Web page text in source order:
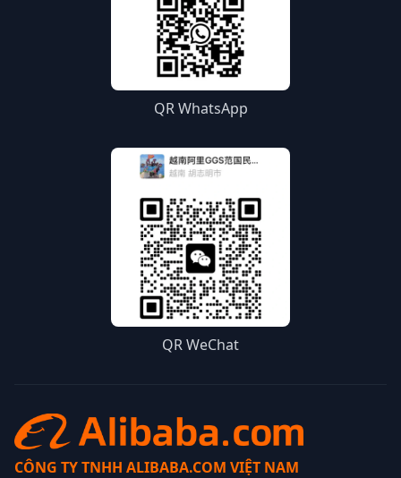
QR WhatsApp
QR WeChat
CÔNG TY TNHH ALIBABA.COM VIỆT NAM